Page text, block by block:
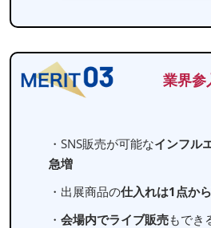
業界参
・SNS販売が可能なインフル
急増
・出展商品の仕入れは1点か
・ 会場内でライブ販売もでき